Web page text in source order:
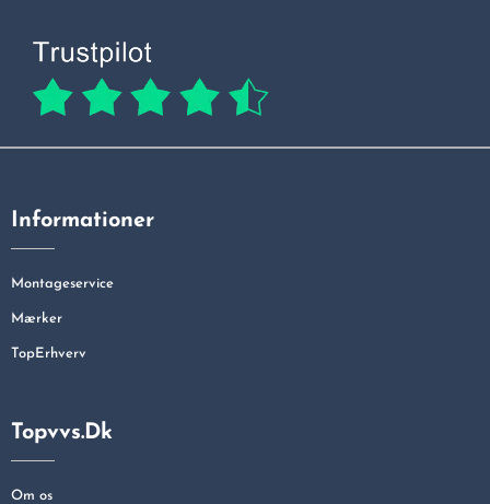
Informationer
Montageservice
Mærker
TopErhverv
Topvvs.dk
Om os